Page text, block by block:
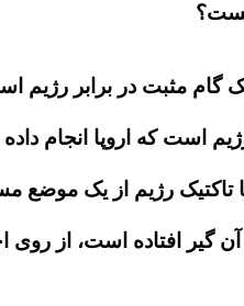
یک گام مثبت در برابر
رژیم است که اروپا انجام
تاکتیک رژیم از یک
افتاده است، از روی